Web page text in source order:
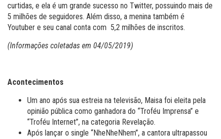
curtidas, e ela é um grande sucesso no Twitter, possuindo mais de
5 milhões de seguidores. Além disso, a menina também é
Youtuber e seu canal conta com 5,2 milhões de inscritos.
(Informações coletadas em 04/05/2019)
Acontecimentos
Um ano após sua estreia na televisão, Maisa foi eleita pela
opinião pública como ganhadora do “Troféu Imprensa” e
“Troféu Internet”, na categoria Revelação.
Após lançar o single “NheNheNhem”, a cantora ultrapassou